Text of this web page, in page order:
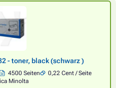
- toner, black (schwarz )
4500 Seiten
0,22 Cent / Seite
Minolta